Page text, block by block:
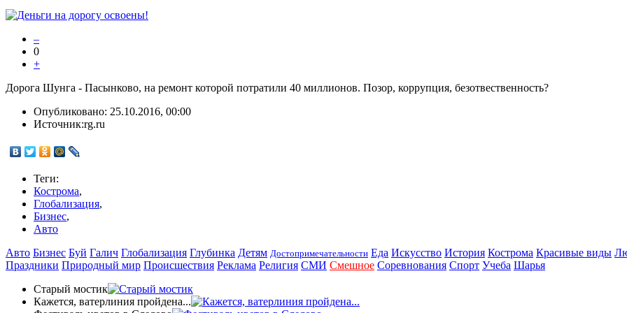
–
0
+
Дорога Шунга - Пасынково, на ремонт которой потратили 40 миллионов. Позор, коррупция, безотвественность?
Опубликовано: 25.10.2016, 00:00
Источник:rg.ru
Теги:
Кострома,
Глобализация,
Бизнес,
Авто
Авто Бизнес Буй Галич Глобализация Глубинка Детям Достопримечательности Еда Искусство История Кострома Красивые виды
Праздники Природный мир Происшествия Реклама Религия СМИ Смешное Соревнования Спорт Учеба Шарья
Старый мостик
Кажется, ватерлиния пройдена...